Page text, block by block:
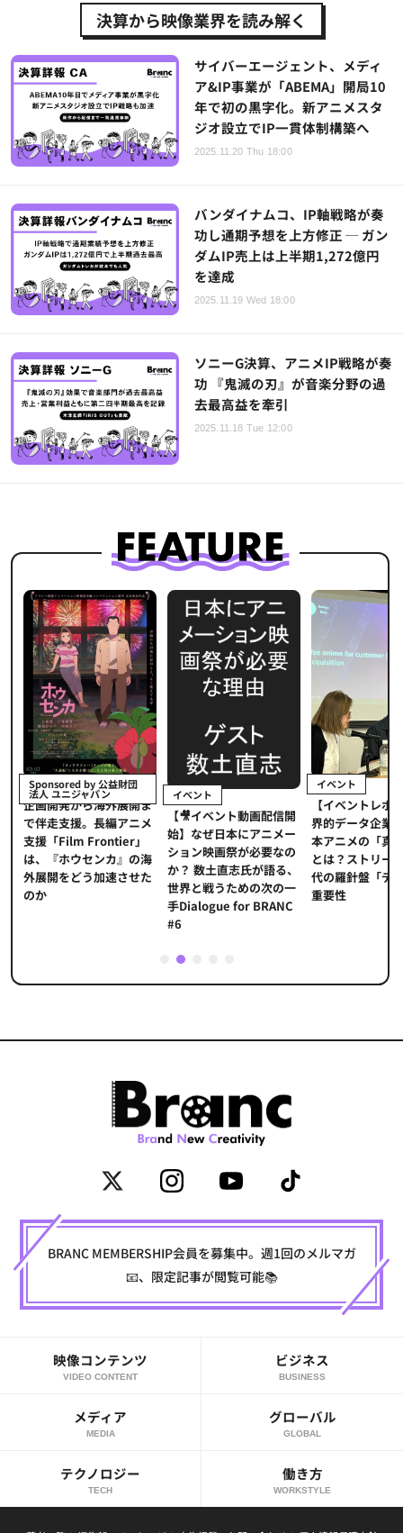
決算から映像業界を読み解く
サイバーエージェント、メディ
ア&IP事業が「ABEMA」開局10
年で初の黒字化。新アニメスタ
ジオ設立でIP一貫体制構築へ
2025.11.20 Thu 18:00
バンダイナムコ、IP軸戦略が奏
功し通期予想を上方修正 ─ ガン
ダムIP売上は上半期1,272億円
を達成
2025.11.19 Wed 18:00
ソニーG決算、アニメIP戦略が奏
功 『鬼滅の刃』が音楽分野の過
去最高益を牽引
2025.11.18 Tue 12:00
Sponsored by 公益財団
法人 ユニジャパン
企画開発から海外展開ま
で伴走支援。長編アニメ
支援「Film Frontier」
は、『ホウセンカ』の海
外展開をどう加速させた
のか
イベント
【🎥イベント動画配信開
始】なぜ日本にアニメー
ション映画祭が必要なの
か？ 数土直志氏が語る、
世界と戦うための次の一
手Dialogue for BRANC
#6
イベント
【イベントレポ
界的データ企業
本アニメの「真
とは？ストリー
代の羅針盤「デ
重要性
2
BRANC MEMBERSHIP会員を募集中。週1回のメルマガ
📧、限定記事が閲覧可能📚
映像コンテンツ
VIDEO CONTENT
ビジネス
BUSINESS
メディア
MEDIA
グローバル
GLOBAL
テクノロジー
TECH
働き方
WORKSTYLE